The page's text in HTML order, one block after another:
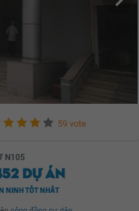
59 vote
N105
DỰ ÁN
NINH TỐT NHẤT